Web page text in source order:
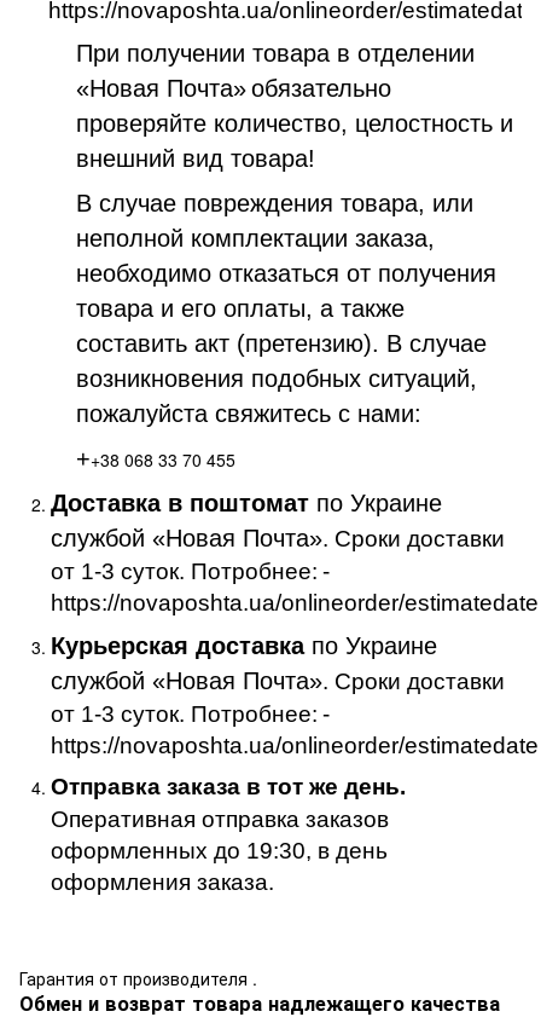
https://novaposhta.ua/onlineorder/estimatedate
При получении товара в отделении
«Новая Почта»обязательно
проверяйте количество, целостность и
внешний вид товара!
В случае повреждения товара, или
неполной комплектации заказа,
необходимо отказаться от получения
товара и его оплаты, а также
составить акт (претензию). В случае
возникновения подобных ситуаций,
пожалуйста свяжитесь с нами:
++38 068 33 70 455
Доставка в поштомат по Украине
службой «Новая Почта». Сроки доставки
от 1-3 суток. Потробнее: -
https://novaposhta.ua/onlineorder/estimatedate
Курьерская доставка по Украине
службой «Новая Почта». Сроки доставки
от 1-3 суток. Потробнее: -
https://novaposhta.ua/onlineorder/estimatedate
Отправка заказа в тот же день.
Оперативная отправка заказов
оформленных до 19:30, в день
оформления заказа.
Гарантия от производителя .
Обмен и возврат товара надлежащего качества